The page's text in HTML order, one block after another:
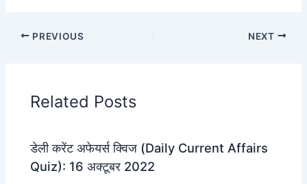
PREVIOUS NEXT
Related Posts
डेली करेंट अफेयर्स क्विज (Daily Current Affairs
Quiz): 16 अक्टूबर 2022